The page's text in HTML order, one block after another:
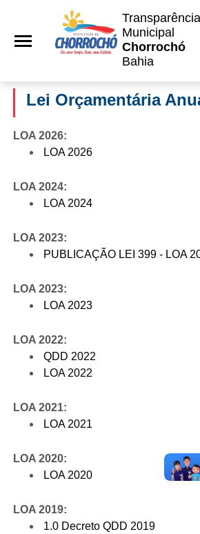
Transparência
Municipal
Chorrochó
Bahia
Lei Orçamentária
LOA 2026:
LOA 2026
LOA 2024:
LOA 2024
LOA 2023:
PUBLICAÇÃO LEI 399 - LOA
LOA 2023:
LOA 2023
LOA 2022:
QDD 2022
LOA 2022
LOA 2021:
LOA 2021
LOA 2020:
LOA 2020
LOA 2019:
1.0 Decreto QDD 2019